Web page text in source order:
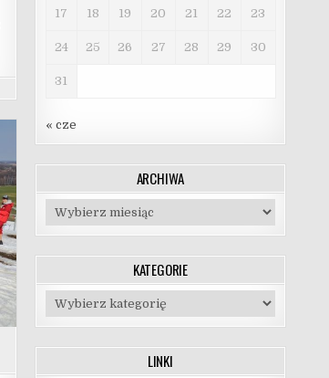
17 18 19 20 21 22 23
24 25 26 27 28 29 30
31
« cze
ARCHIWA
Archiwa
KATEGORIE
Kategorie
LINKI